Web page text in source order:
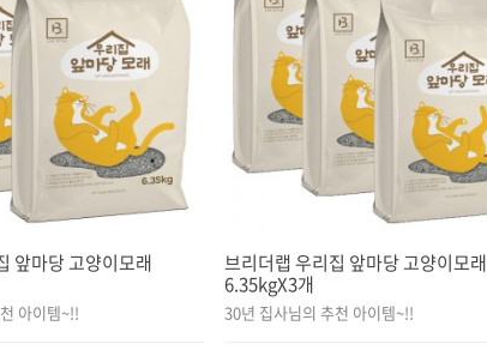
앞마당 고양이모래
아이템~!!
브리더랩 우리집 앞마당 고양이모래
6.35kgX3개
30년 집사님의 추천 아이템~!!